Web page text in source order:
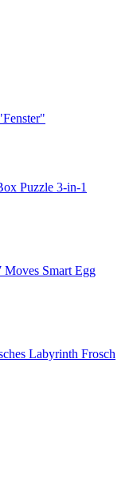
Puzzle 3-in-1
Smart Egg
Labyrinth Frosch